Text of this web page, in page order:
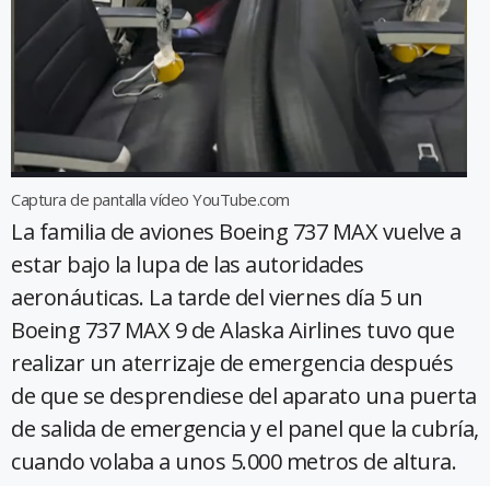
Captura de pantalla vídeo YouTube.com
La familia de aviones Boeing 737 MAX vuelve a
estar bajo la lupa de las autoridades
aeronáuticas. La tarde del viernes día 5 un
Boeing 737 MAX 9 de Alaska Airlines tuvo que
realizar un aterrizaje de emergencia después
de que se desprendiese del aparato una puerta
de salida de emergencia y el panel que la cubría,
cuando volaba a unos 5.000 metros de altura.